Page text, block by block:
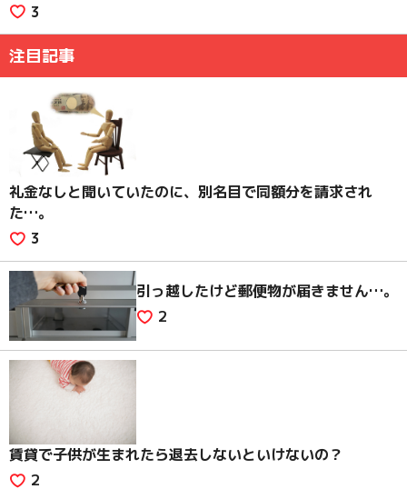
3
注目記事
礼金なしと聞いていたのに、別名目で同額分を請求され
た…。
3
引っ越したけど郵便物が届きません…。
2
賃貸で子供が生まれたら退去しないといけないの？
2